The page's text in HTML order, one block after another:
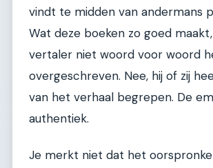
vindt te midden van andermans
Wat deze boeken zo goed
vertaler niet woord voor woord
overgeschreven. Nee, hij of zij
van het verhaal begrepen. De
authentiek.
Je merkt niet dat het